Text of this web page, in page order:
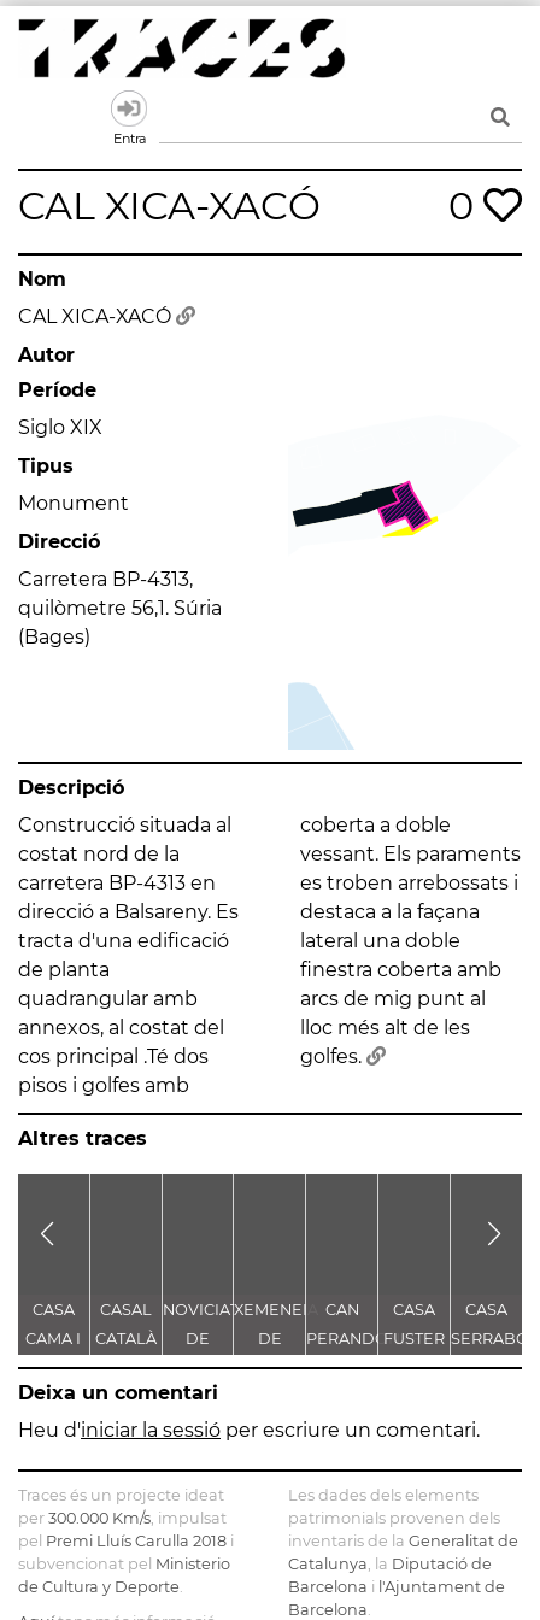
Skip
content
Un mapa de la memòria obert a tothom
Entra
CAL XICA-XACÓ 0
Nom
CAL XICA-XACÓ
Autor
Període
Siglo XIX
Tipus
Monument
Direcció
Carretera BP-4313,
quilòmetre 56,1. Súria
(Bages)
Descripció
Construcció situada al
costat nord de la
carretera BP-4313 en
direcció a Balsareny. Es
tracta d'una edificació
de planta
quadrangular amb
annexos, al costat del
cos principal .Té dos
pisos i golfes amb
coberta a doble
vessant. Els paraments
es troben arrebossats i
destaca a la façana
lateral una doble
finestra coberta amb
arcs de mig punt al
lloc més alt de les
golfes.
Altres traces
CASA
CAMA I
ESCURRA
CASAL
CATALÀ
NOVICIAT
DE
NOSTRA
SENYORA
DE LA
XEMENEIA
DE
L'ANTIGA
C.E.L.O.
CAN
PERANDONES
- CASA
FARJAS
CASA
FUSTER
CASA
SERRABOU
Deixa un comentari
Heu d'iniciar la sessió per escriure un comentari.
Traces és un projecte ideat
per 300.000 Km/s , impulsat
pel Premi Lluís Carulla 2018 i
subvencionat pel Ministerio
de Cultura y Deporte
Les dades dels elements
patrimonials provenen dels
inventaris de la Generalitat de
Catalunya , la Diputació de
Barcelona i l'Ajuntament de
Barcelona